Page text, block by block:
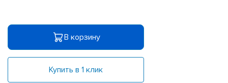
В корзину
Купить в 1 клик